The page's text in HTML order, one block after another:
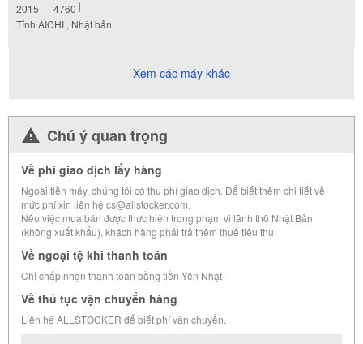
2015
4760
Tỉnh AICHI , Nhật bản
Xem các máy khác
Chú ý quan trọng
Về phí giao dịch lấy hàng
Ngoài tiền máy, chúng tôi có thu phí giao dịch. Để biết thêm chi tiết về
mức phí xin liên hệ cs@allstocker.com.
Nếu việc mua bán được thực hiện trong phạm vi lãnh thổ Nhật Bản
(không xuất khẩu), khách hàng phải trả thêm thuế tiêu thụ.
Về ngoại tệ khi thanh toán
Chỉ chấp nhận thanh toán bằng tiền Yên Nhật
Về thủ tục vận chuyển hàng
Liên hệ ALLSTOCKER để biết phí vận chuyển.